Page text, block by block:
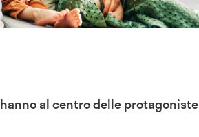
hanno al centro delle protagoniste